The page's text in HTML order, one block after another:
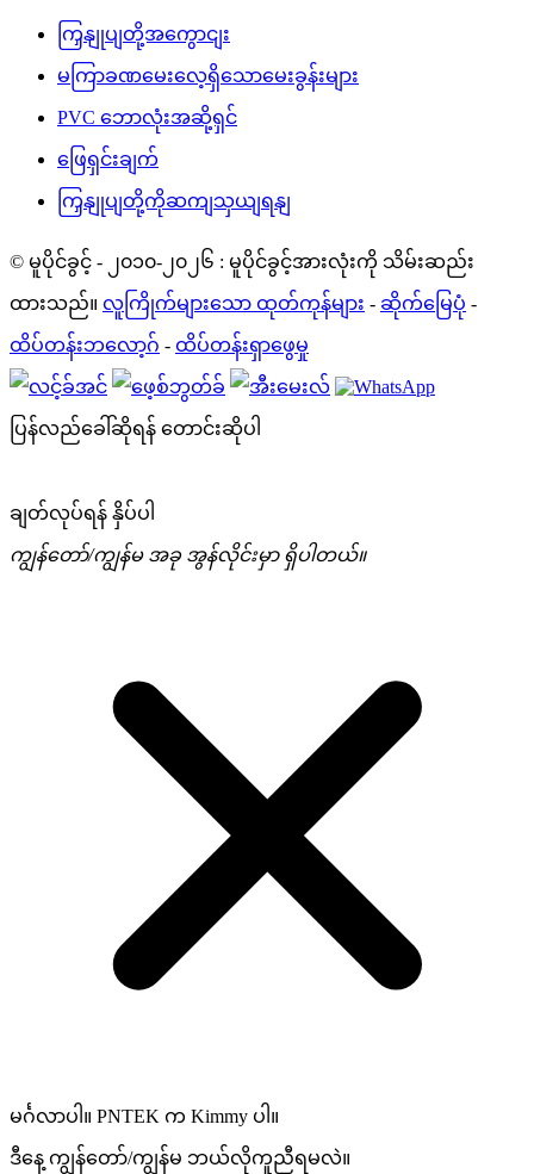
ကြှနျုပျတို့အကွောငျး
မကြာခဏမေးလေ့ရှိသောမေးခွန်းများ
PVC ဘောလုံးအဆို့ရှင်
ဖြေရှင်းချက်
ကြှနျုပျတို့ကိုဆကျသှယျရနျ
© မူပိုင်ခွင့် - ၂၀၁၀-၂၀၂၆ : မူပိုင်ခွင့်အားလုံးကို သိမ်းဆည်း
ထားသည်။ လူကြိုက်များသော ထုတ်ကုန်များ - ဆိုက်မြေပုံ -
ထိပ်တန်းဘလော့ဂ် - ထိပ်တန်းရှာဖွေမှု
ပြန်လည်ခေါ်ဆိုရန် တောင်းဆိုပါ
ချတ်လုပ်ရန် နှိပ်ပါ
ကျွန်တော်/ကျွန်မ အခု အွန်လိုင်းမှာ ရှိပါတယ်။
မင်္ဂလာပါ။ PNTEK က Kimmy ပါ။
ဒီနေ့ ကျွန်တော်/ကျွန်မ ဘယ်လိုကူညီရမလဲ။